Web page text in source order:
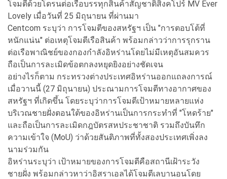
โจมตีด้วยโดรนต่อเรือบรรทุกสินค้าสัญชาติสิงคโปร์ MV Ever
Lovely เมื่อวันที่ 25 มิถุนายน ที่ผ่านมา
Centcom ระบุว่า การโจมตีของสหรัฐฯ เป็น "การตอบโต้ที่
หนักแน่น" ต่อเหตุโจมตีเรือสินค้า พร้อมกล่าวว่าการรุกราน
ต่อเรือพาณิชย์ของกองกำลังอิหร่านโดยไม่มีเหตุอันสมควร
ถือเป็นการละเมิดข้อตกลงหยุดยิงอย่างชัดเจน
อย่างไรก็ตาม กระทรวงต่างประเทศอิหร่านออกแถลงการณ์
เมื่อวานนี้ (27 มิถุนายน) ประณามการโจมตีทางอากาศของ
สหรัฐฯ ที่เกิดขึ้น โดยระบุว่าการโจมตีเป้าหมายหลายแห่ง
บริเวณชายฝั่งตอนใต้ของอิหร่านเป็นการกระทำที่ "โหดร้าย"
และถือเป็นการละเมิดกฎบัตรสหประชาชาติ รวมถึงบันทึก
ความเข้าใจ (MoU) ว่าด้วยสันติภาพที่ทั้งสองประเทศเพิ่งลง
นามร่วมกัน
อิหร่านระบุว่า เป้าหมายของการโจมตีคือสถานีเฝ้าระวัง
ชายฝั่ง พร้อมกล่าวหาว่าอิสราเอลได้โจมตีเลบานอนโดย